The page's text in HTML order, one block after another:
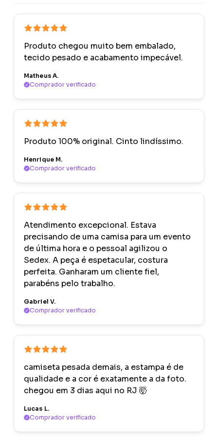
Produto chegou muito bem embalado,
tecido pesado e acabamento impecável.
Matheus A.
Comprador verificado
Produto 100% original. Cinto lindíssimo.
Henrique M.
Comprador verificado
Atendimento excepcional. Estava
precisando de uma camisa para um evento
de última hora e o pessoal agilizou o
Sedex. A peça é espetacular, costura
perfeita. Ganharam um cliente fiel,
parabéns pelo trabalho.
Gabriel V.
Comprador verificado
camiseta pesada demais, a estampa é de
qualidade e a cor é exatamente a da foto.
chegou em 3 dias aqui no RJ 🤯
Lucas L.
Comprador verificado